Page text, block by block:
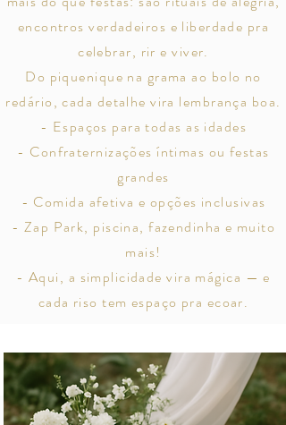
encontros verdadeiros e liberdade pra
celebrar, rir e viver.
Do piquenique na grama ao bolo no
redário, cada detalhe vira lembrança boa.
- Espaços para todas as idades
- Confraternizações íntimas ou festas
grandes
- Comida afetiva e opções inclusivas
- Zap Park, piscina, fazendinha e muito
mais!
- Aqui, a simplicidade vira mágica — e
cada riso tem espaço pra ecoar.